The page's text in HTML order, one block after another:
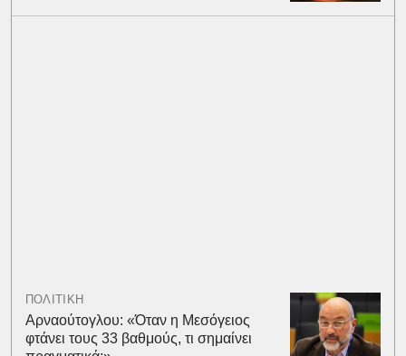
ΠΟΛΙΤΙΚΗ
Αρναούτογλου: «Όταν η Μεσόγειος
φτάνει τους 33 βαθμούς, τι σημαίνει